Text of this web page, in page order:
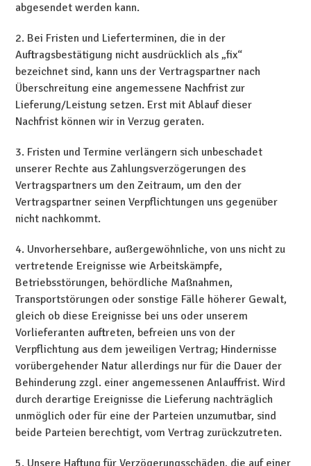
abgesendet werden kann.
2. Bei Fristen und Lieferterminen, die in der
Auftragsbestätigung nicht ausdrücklich als „fix“
bezeichnet sind, kann uns der Vertragspartner nach
Überschreitung eine angemessene Nachfrist zur
Lieferung/Leistung setzen. Erst mit Ablauf dieser
Nachfrist können wir in Verzug geraten.
3. Fristen und Termine verlängern sich unbeschadet
unserer Rechte aus Zahlungsverzögerungen des
Vertragspartners um den Zeitraum, um den der
Vertragspartner seinen Verpflichtungen uns gegenüber
nicht nachkommt.
4. Unvorhersehbare, außergewöhnliche, von uns nicht zu
vertretende Ereignisse wie Arbeitskämpfe,
Betriebsstörungen, behördliche Maßnahmen,
Transportstörungen oder sonstige Fälle höherer Gewalt,
gleich ob diese Ereignisse bei uns oder unserem
Vorlieferanten auftreten, befreien uns von der
Verpflichtung aus dem jeweiligen Vertrag; Hindernisse
vorübergehender Natur allerdings nur für die Dauer der
Behinderung zzgl. einer angemessenen Anlauffrist. Wird
durch derartige Ereignisse die Lieferung nachträglich
unmöglich oder für eine der Parteien unzumutbar, sind
beide Parteien berechtigt, vom Vertrag zurückzutreten.
5. Unsere Haftung für Verzögerungsschäden, die auf einer